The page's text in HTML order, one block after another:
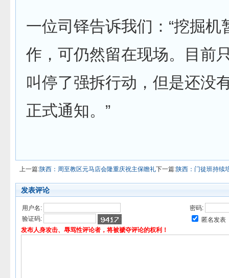
一位司铎告诉我们：“挖掘机
作，可仍然留在现场。目前
叫停了强拆行动，但是还没
正式通知。”
上一篇:陕西：周至教区元马店会隆重庆祝主保瞻礼下一篇:陕西：门徒班持续
发表评论
用户名:
密码:
验证码:
匿名发表
发布人身攻击、辱骂性评论者，将被褫夺评论的权利！